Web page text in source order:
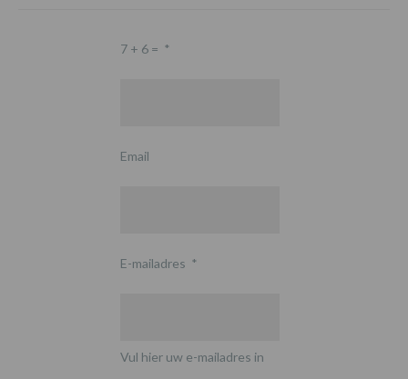
7 + 6 = *
Email
E-mailadres *
Vul hier uw e-mailadres in